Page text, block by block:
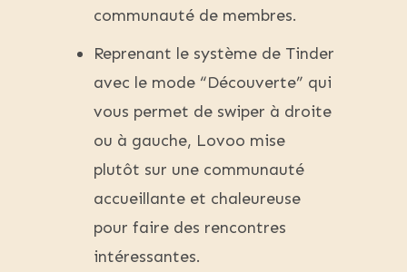
communauté de membres.
Reprenant le système de Tinder
avec le mode “Découverte” qui
vous permet de swiper à droite
ou à gauche, Lovoo mise
plutôt sur une communauté
accueillante et chaleureuse
pour faire des rencontres
intéressantes.